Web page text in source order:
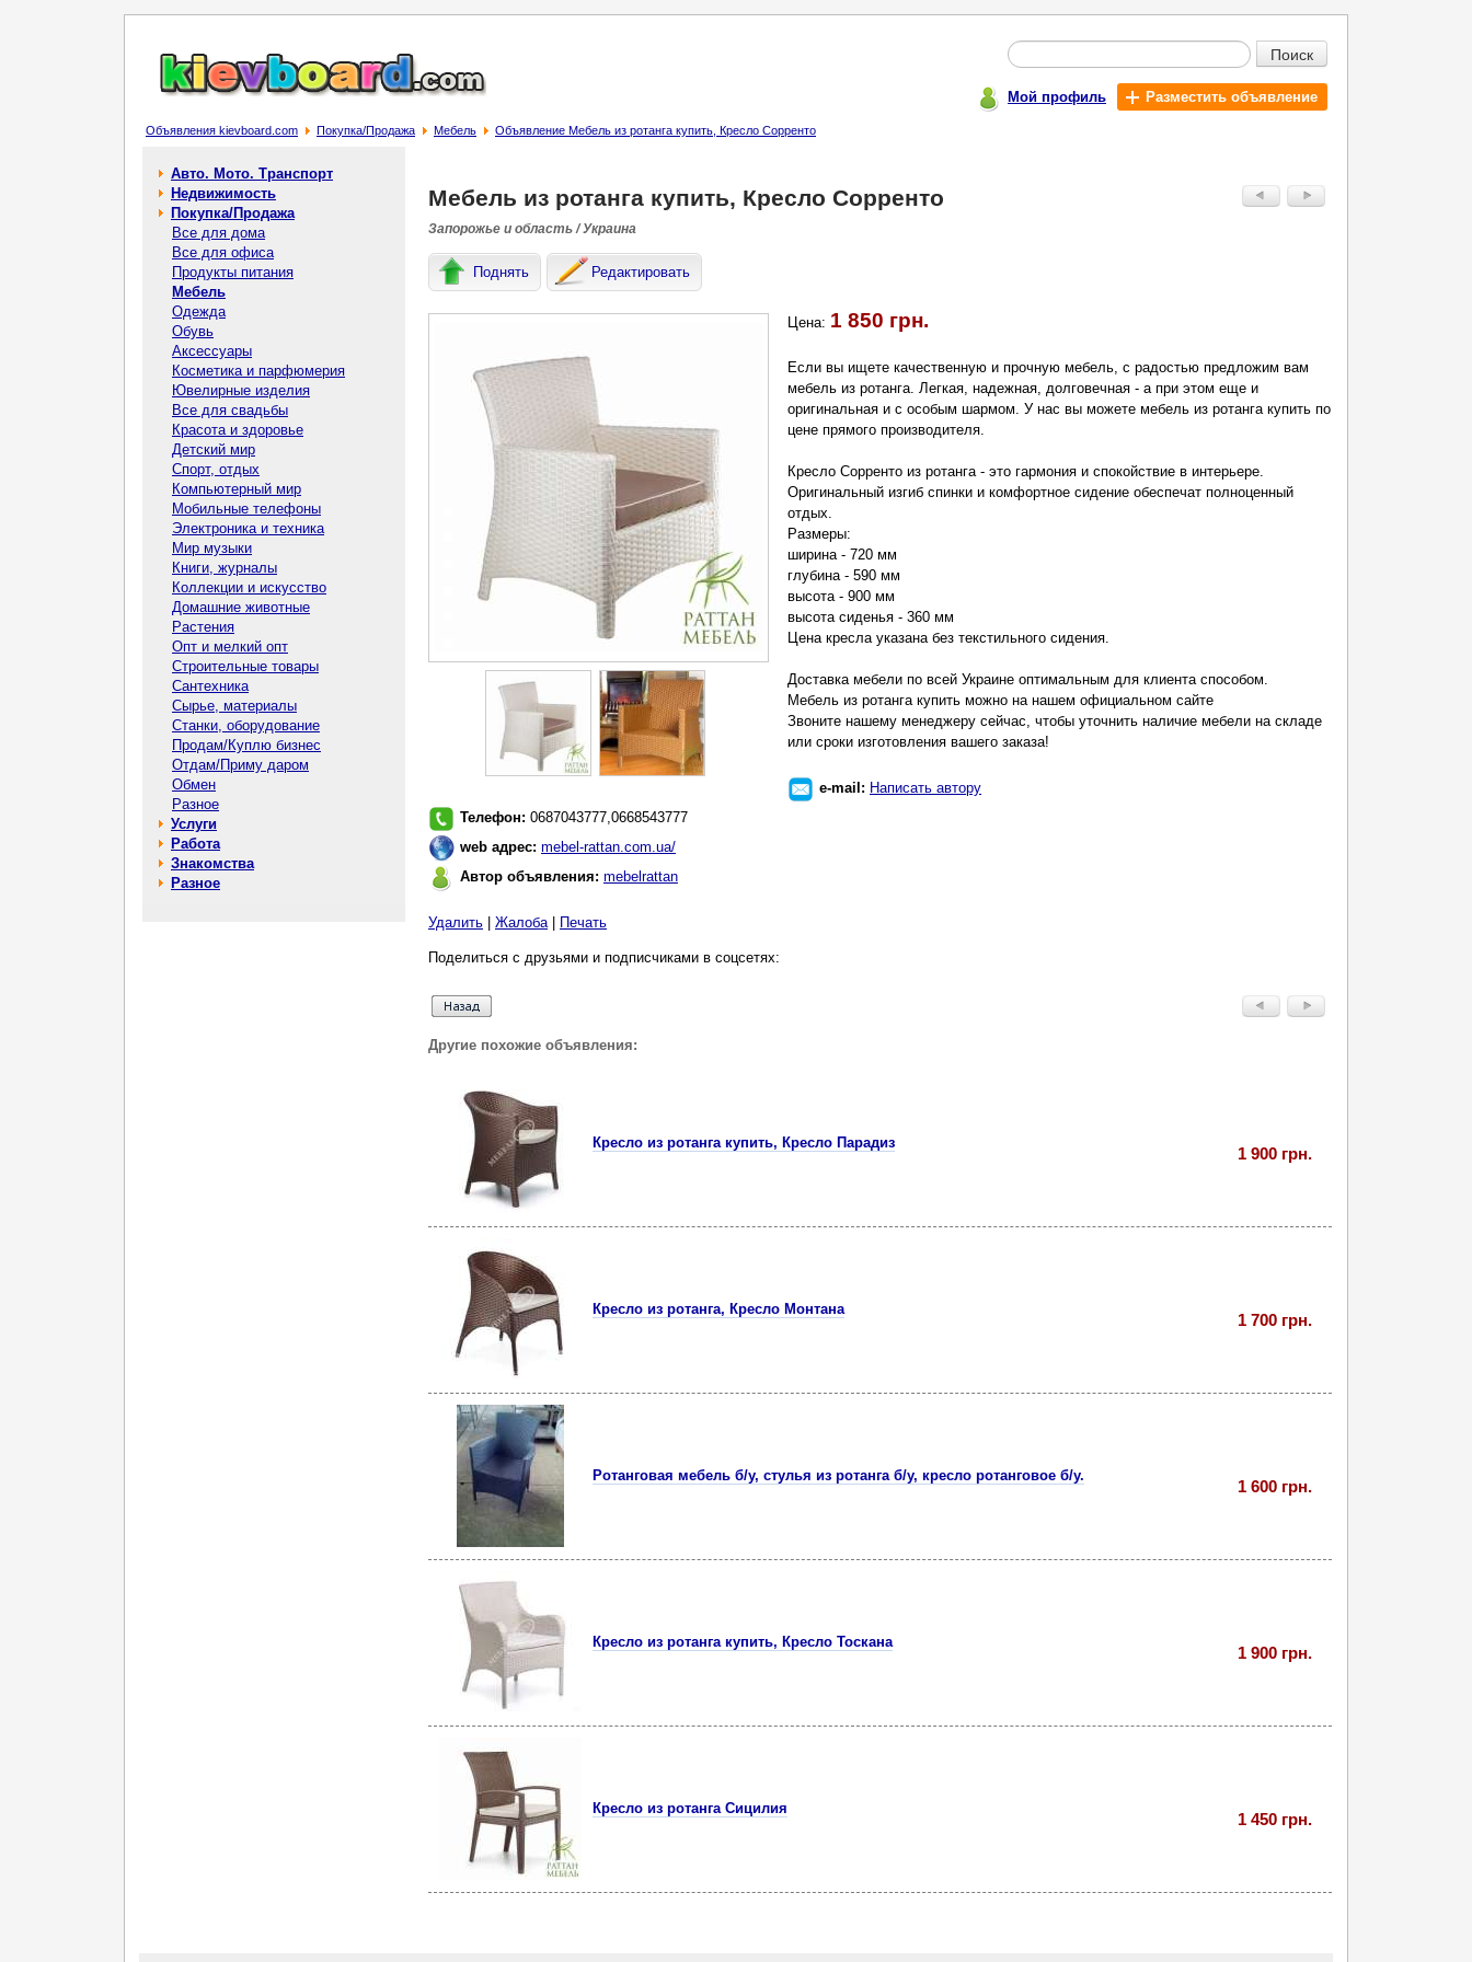
Поиск
Мой профиль Разместить объявление
Объявления kievboard.com Покупка/Продажа Мебель Объявление Мебель из ротанга купить, Кресло Сорренто
Авто. Мото. Транспорт
Недвижимость
Покупка/Продажа
Все для дома
Все для офиса
Продукты питания
Мебель
Одежда
Обувь
Аксессуары
Косметика и парфюмерия
Ювелирные изделия
Все для свадьбы
Красота и здоровье
Детский мир
Спорт, отдых
Компьютерный мир
Мобильные телефоны
Электроника и техника
Мир музыки
Книги, журналы
Коллекции и искусство
Домашние животные
Растения
Опт и мелкий опт
Строительные товары
Сантехника
Сырье, материалы
Станки, оборудование
Продам/Куплю бизнес
Отдам/Приму даром
Обмен
Разное
Услуги
Работа
Знакомства
Разное
Мебель из ротанга купить, Кресло Сорренто
Запорожье и область / Украина
Поднять Редактировать
Цена: 1 850 грн.
Если вы ищете качественную и прочную мебель, с радостью предложим вам
мебель из ротанга. Легкая, надежная, долговечная - а при этом еще и
оригинальная и с особым шармом. У нас вы можете мебель из ротанга купить по
цене прямого производителя.
Кресло Сорренто из ротанга - это гармония и спокойствие в интерьере.
Оригинальный изгиб спинки и комфортное сидение обеспечат полноценный
отдых.
Размеры:
ширина - 720 мм
глубина - 590 мм
высота - 900 мм
высота сиденья - 360 мм
Цена кресла указана без текстильного сидения.
Доставка мебели по всей Украине оптимальным для клиента способом.
Мебель из ротанга купить можно на нашем официальном сайте
Звоните нашему менеджеру сейчас, чтобы уточнить наличие мебели на складе
или сроки изготовления вашего заказа!
e-mail: Написать автору
Телефон: 0687043777,0668543777
web адрес: mebel-rattan.com.ua/
Автор объявления: mebelrattan
Удалить Жалоба| Печать
Поделиться с друзьями и подписчиками в соцсетях:
Другие похожие объявления:
Кресло из ротанга купить, Кресло Парадиз
1 900 грн.
Кресло из ротанга, Кресло Монтана
1 700 грн.
Ротанговая мебель б/у, стулья из ротанга б/у, кресло ротанговое б/у.
1 600 грн.
Кресло из ротанга купить, Кресло Тоскана
1 900 грн.
Кресло из ротанга Сицилия
1 450 грн.